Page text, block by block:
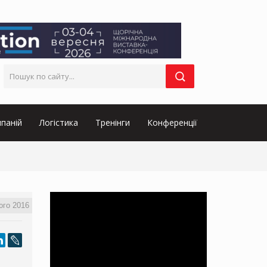
Логістика Тренінги Конференції
2016